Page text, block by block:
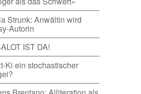
Strunk: Anwältin wird
Autorin
IST DA!
Ki ein stochastischer